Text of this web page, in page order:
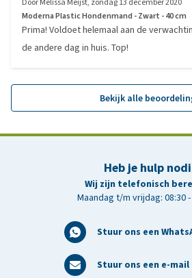
Moderna Plastic Hondenmand - Zwart - 40 cm
Prima! Voldoet helemaal aan de
de andere dag in huis. Top!
Bekijk alle
Heb je hulp
Wij zijn telefonisch
Maandag t/m vrijdag: 08:30
Stuur ons een
Stuur ons een e-mail